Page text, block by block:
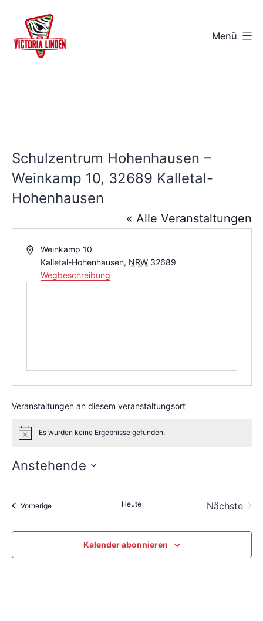
Inhalt
springen
Hannover
Menü
Schulzentrum Hohenhausen –
Weinkamp 10, 32689 Kalletal-
Hohenhausen
« Alle Veranstaltungen
AdresseWeinkamp 10
Kalletal-Hohenhausen, NRW 32689
Wegbeschreibung
Veranstaltungen an diesem veranstaltungsort
HinweisEs wurden keine Ergebnisse gefunden.
Anstehende
Datum
wählen.
VorherigeVeranstaltungen Heute
Nächste
Kalender abonnieren